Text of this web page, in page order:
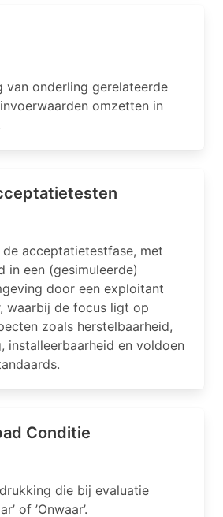
van onderling gerelateerde
omzetten in
acceptatietestfase, met
in een (gesimuleerde)
door een exploitant
waarbij de focus ligt op
zoals herstelbaarheid,
installeerbaarheid en voldoen
Conditie
die bij evaluatie
of ’Onwaar’.